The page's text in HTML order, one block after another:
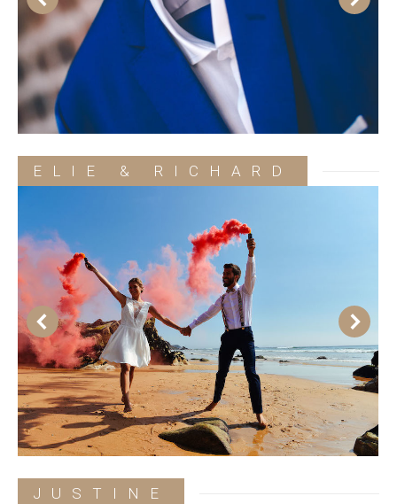
ELIE & RICHARD
JUSTINE